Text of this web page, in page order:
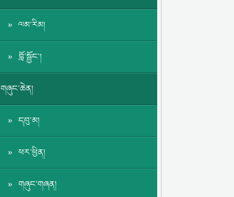
ལམ་རིམ།
བློ་སྦྱོང་།
གཞུང་ཆེན།
དབུ་མ།
ཕར་ཕྱིན།
གཞུང་གཞན།